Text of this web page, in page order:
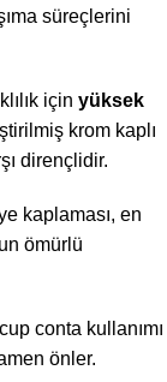
süreçlerini
için yüksek
krom kaplı
dirençlidir.
kaplaması, en
ömürlü
conta kullanımı
önler.